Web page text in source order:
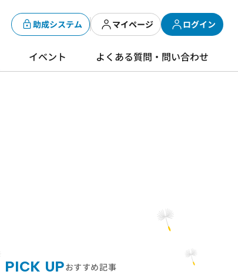
助成システム マイページ ログイン
イベント よくある質問・問い合わせ
PICK UPおすすめ記事